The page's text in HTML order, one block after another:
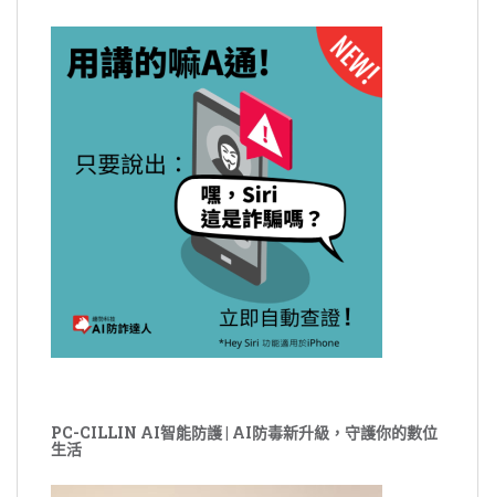
PC-CILLIN AI智能防護 | AI防毒新升級，守護你的數位
生活